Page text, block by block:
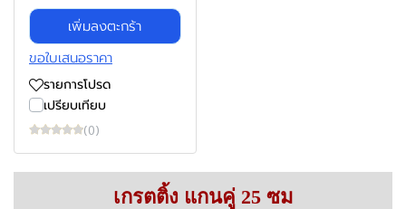
เพิ่มลงตะกร้า
ขอใบเสนอราคา
รายการโปรด
เปรียบเทียบ
(0)
เกรตติ้ง แกนคู่ 25 ซม